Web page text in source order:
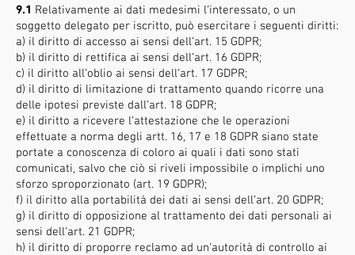
9.1 Relativamente ai dati medesimi l’interessato, o un
soggetto delegato per iscritto, può esercitare i seguenti diritti:
a) il diritto di accesso ai sensi dell’art. 15 GDPR;
b) il diritto di rettifica ai sensi dell’art. 16 GDPR;
c) il diritto all’oblio ai sensi dell’art. 17 GDPR;
d) il diritto di limitazione di trattamento quando ricorre una
delle ipotesi previste dall’art. 18 GDPR;
e) il diritto a ricevere l’attestazione che le operazioni
effettuate a norma degli artt. 16, 17 e 18 GDPR siano state
portate a conoscenza di coloro ai quali i dati sono stati
comunicati, salvo che ciò si riveli impossibile o implichi uno
sforzo sproporzionato (art. 19 GDPR);
f) il diritto alla portabilità dei dati ai sensi dell’art. 20 GDPR;
g) il diritto di opposizione al trattamento dei dati personali ai
sensi dell’art. 21 GDPR;
h) il diritto di proporre reclamo ad un’autorità di controllo ai